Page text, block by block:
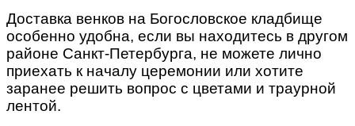
Доставка венков на Богословское кладбище
особенно удобна, если вы находитесь в другом
районе Санкт-Петербурга, не можете лично
приехать к началу церемонии или хотите
заранее решить вопрос с цветами и траурной
лентой.